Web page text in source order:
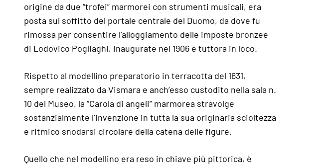
origine da due “trofei” marmorei con strumenti musicali, era
posta sul soffitto del portale centrale del Duomo, da dove fu
rimossa per consentire l’alloggiamento delle imposte bronzee
di Lodovico Pogliaghi, inaugurate nel 1906 e tuttora in loco.
Rispetto al modellino preparatorio in terracotta del 1631,
sempre realizzato da Vismara e anch’esso custodito nella sala n.
10 del Museo, la “Carola di angeli” marmorea stravolge
sostanzialmente l’invenzione in tutta la sua originaria scioltezza
e ritmico snodarsi circolare della catena delle figure.
Quello che nel modellino era reso in chiave più pittorica, è